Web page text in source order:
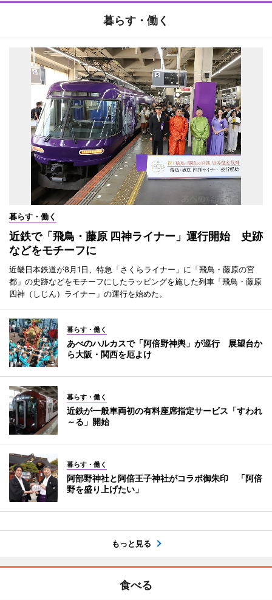
暮らす・働く
暮らす・働く
近鉄で「飛鳥・藤原 四神ライナー」運行開始 史跡
などをモチーフに
近畿日本鉄道が8月1日、特急「さくらライナー」に「飛鳥・藤原の宮
都」の史跡などをモチーフにしたラッピングを施した列車「飛鳥・藤原
四神（しじん）ライナー」の運行を始めた。
暮らす・働く
あべのハルカスで「阿倍野神輿」が巡行 展望台か
ら大阪・関西を厄よけ
暮らす・働く
近鉄が一般車両初の有料座席指定サービス「すわれ
～る」開始
暮らす・働く
阿部野神社と阿倍王子神社がコラボ御朱印 「阿倍
野を盛り上げたい」
もっと見る
食べる